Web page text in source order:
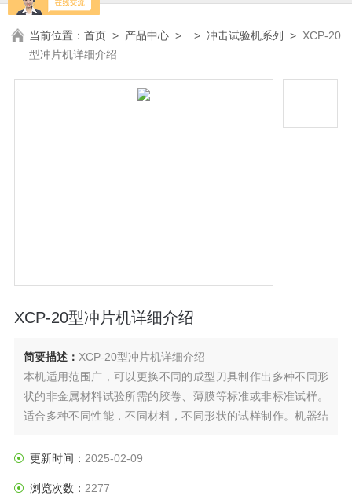
当前位置：首页 > 产品中心 > >冲击试验机系列 > XCP-20
型冲片机详细介绍
XCP-20型冲片机详细介绍
简要描述： XCP-20型冲片机详细介绍
本机适用范围广，可以更换不同的成型刀具制作出多种不同形
状的非金属材料试验所需的胶卷、薄膜等标准或非标准试样。
适合多种不同性能，不同材料，不同形状的试样制作。机器结
更新时间： 2025-02-09
浏览次数： 2277